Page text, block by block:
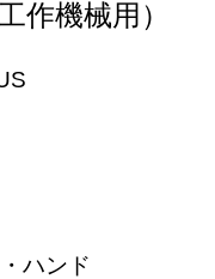
作機械用）
ハンド